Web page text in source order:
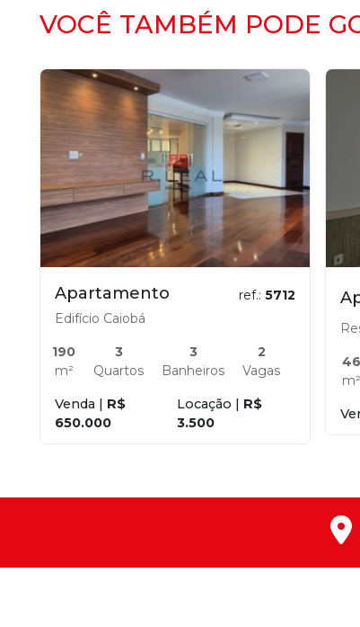
VOCÊ TAMBÉM PODE
Apartamento ref.: 5712
Edifício Caiobá
190
m²
3
Quartos
3
Banheiros
2
Vagas
Venda | R$
650.000
Locação | R$
3.500
46
m²